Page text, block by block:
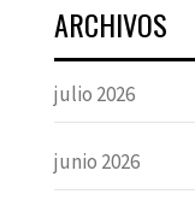
ARCHIVOS
julio 2026
junio 2026